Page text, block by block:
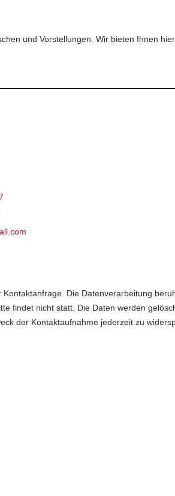
und Vorstellungen. Wir bieten Ihnen
Die Datenverarbeitung
findet nicht statt. Die Daten werden
der Kontaktaufnahme jederzeit zu